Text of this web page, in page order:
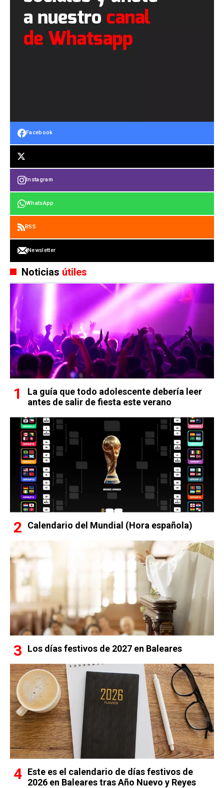
Facebook
Instagram
WhatsApp
RSS
Newsletter
Noticias útiles
La guía que todo adolescente debería leer
antes de salir de fiesta este verano
Calendario del Mundial (Hora española)
Los días festivos de 2027 en Baleares
Este es el calendario de días festivos de
2026 en Baleares tras Año Nuevo y Reyes